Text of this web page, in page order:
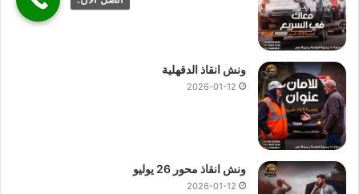
ونش انقاذ الدقهلية
2026-01-12
ونش انقاذ محور 26 يوليو
2026-01-12